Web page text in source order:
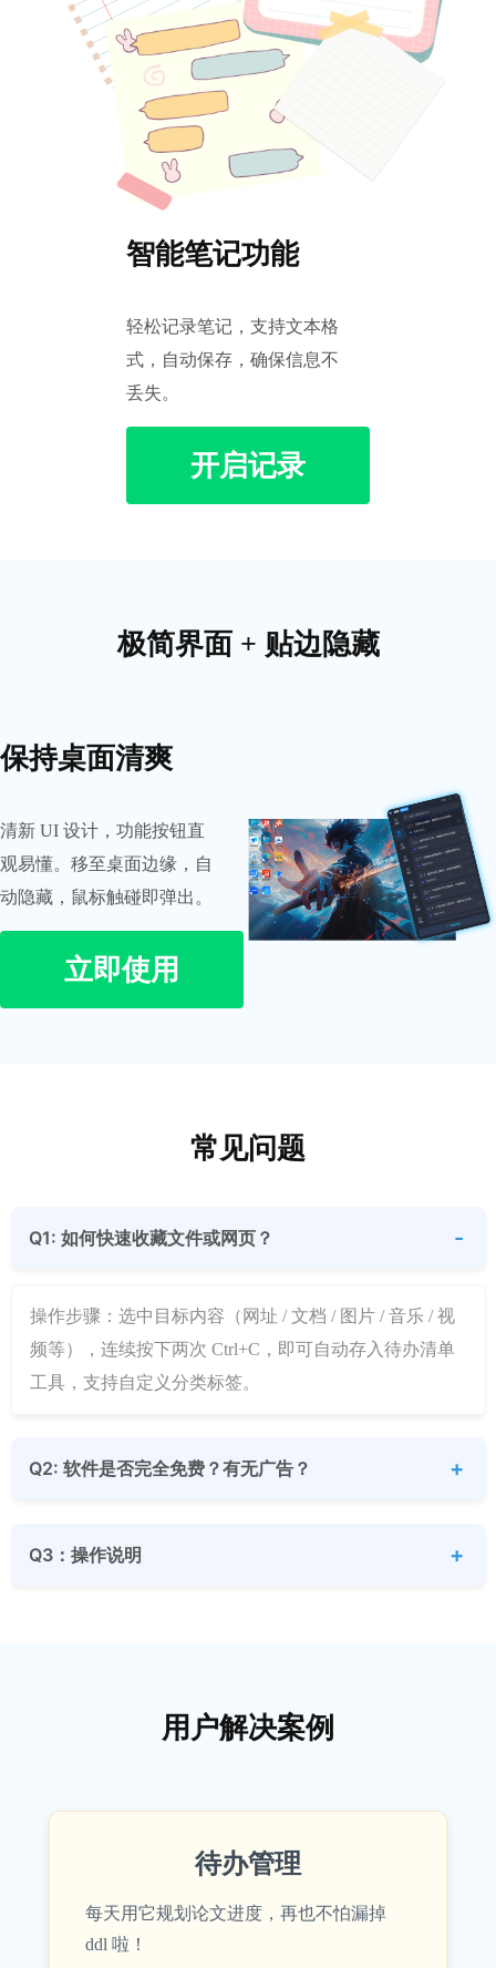
智能笔记功能
轻松记录笔记，支持文本格
式，自动保存，确保信息不
丢失。
开启记录
极简界面 + 贴边隐藏
保持桌面清爽
清新 UI 设计，功能按钮直
观易懂。移至桌面边缘，自
动隐藏，鼠标触碰即弹出。
立即使用
常见问题
Q1: 如何快速收藏文件或网页？
操作步骤：选中目标内容（网址 / 文档 / 图片 / 音乐 / 视
频等），连续按下两次 Ctrl+C，即可自动存入待办清单
工具，支持自定义分类标签。
Q2: 软件是否完全免费？有无广告？
Q3：操作说明
用户解决案例
待办管理
每天用它规划论文进度，再也不怕漏掉
ddl 啦！